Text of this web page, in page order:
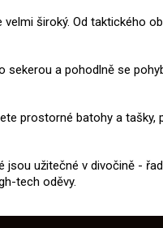
široký. Od taktického
sekerou a pohodlně se
prostorné batohy a tašky,
jsou užitečné v divočině -
tech oděvy.